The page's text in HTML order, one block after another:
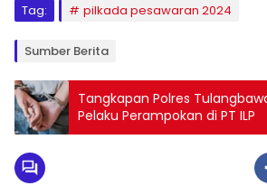
Tag: pilkada pesawaran 2024
Sumber Berita
Tangkapan Polres
Pelaku Perampokan di PT ILP